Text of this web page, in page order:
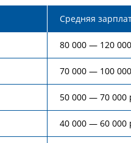
Средняя
80 000 — 120
70 000 — 100
50 000 — 70 000
40 000 — 60 000